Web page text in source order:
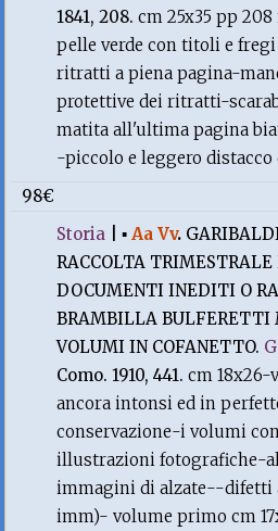
1841, 208.cm 25x35 pp
pelle verde con titoli e
ritratti a piena pagina-
protettive dei ritratti-
matita all'ultima pagina
-piccolo e leggero
98€
Storia |▪Aa Vv.
RACCOLTA
DOCUMENTI INEDITI O
BRAMBILLA BULFERETTI
VOLUMI IN COFANETTO.
Como. 1910, 441.cm
ancora intonsi ed in
conservazione-i volumi
illustrazioni fotografiche-
immagini di alzate--difetti
imm)- volume primo cm